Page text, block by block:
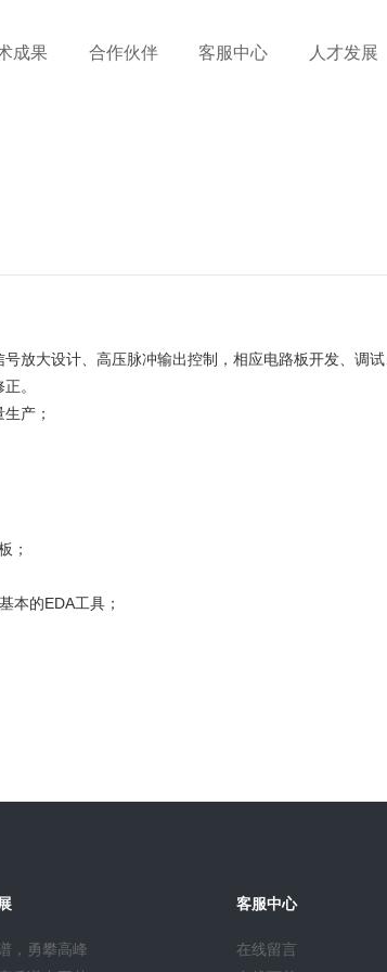
成果 合作伙伴 客服中心 人才发展
大设计、高压脉冲输出控制，相应电路板开发、调试
。
产；
；
本的EDA工具；
，勇攀高峰
客服中心
在线留言